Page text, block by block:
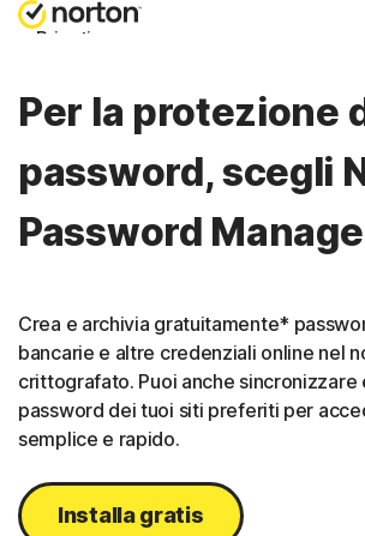
Privati
Piccole aziende
Supporto
Italia
Accedi
Per la protezione
password, scegli
Password
Crea e archivia gratuitamente*
bancarie e altre credenziali online nel
crittografato. Puoi anche sincronizzare
password dei tuoi siti preferiti per
semplice e rapido.
Installa gratis